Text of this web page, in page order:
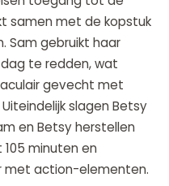
samen met de kopstuk
Sam gebruikt haar
te redden, wat
gevecht met
slagen Betsy
en Betsy herstellen
minuten en
met action-elementen.